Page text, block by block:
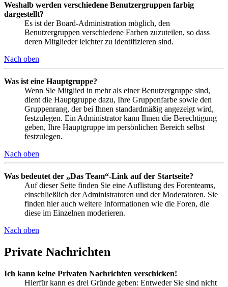
Weshalb werden verschiedene Benutzergruppen farbig
dargestellt?
Es ist der Board-Administration möglich, den
Benutzergruppen verschiedene Farben zuzuteilen, so dass
deren Mitglieder leichter zu identifizieren sind.
Nach oben
Was ist eine Hauptgruppe?
Wenn Sie Mitglied in mehr als einer Benutzergruppe sind,
dient die Hauptgruppe dazu, Ihre Gruppenfarbe sowie den
Gruppenrang, der bei Ihnen standardmäßig angezeigt wird,
festzulegen. Ein Administrator kann Ihnen die Berechtigung
geben, Ihre Hauptgruppe im persönlichen Bereich selbst
festzulegen.
Nach oben
Was bedeutet der „Das Team“-Link auf der Startseite?
Auf dieser Seite finden Sie eine Auflistung des Forenteams,
einschließlich der Administratoren und der Moderatoren. Sie
finden hier auch weitere Informationen wie die Foren, die
diese im Einzelnen moderieren.
Nach oben
Private Nachrichten
Ich kann keine Privaten Nachrichten verschicken!
Hierfür kann es drei Gründe geben: Entweder Sie sind nicht